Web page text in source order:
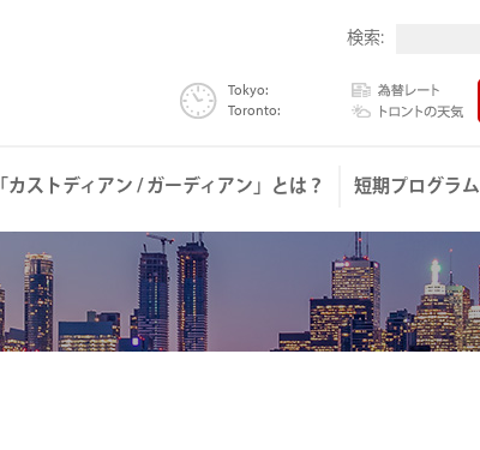
検索:
Tokyo:
Toronto:
為替レート
「カストディアン / ガーディアン」とは？ 短期プログラム